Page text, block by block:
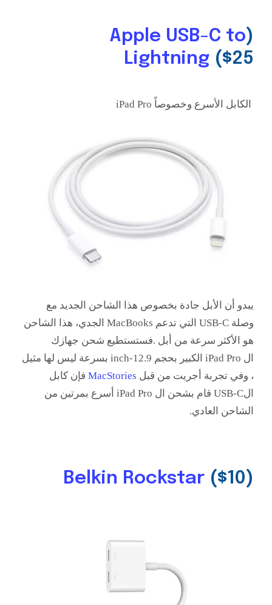
(
Apple USB-C to
Lightning ($25
الكابل الأسرع وخصوصاً iPad Pro
يبدو أن الأبل جادة بخصوص هذا الشاحن الجديد مع
وصلة USB-C التي تدعم MacBooks الجدي ، هذا الشاحن
هو الأكثر سرعة من أبل .فستستطيع شحن جهازك
ال iPad Pro الكبير بحجم
12.9-inch بسرعة ليس لها مثيل
، وفي تجربة أجريت من قبل MacStories فإن كابل
الUSB-C قام بشحن ال
iPad Pro أسرع بمرتين من
الشاحن العادي.
(
Belkin Rockstar ($10